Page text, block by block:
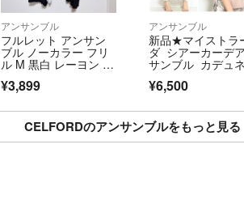
アンサンブル
フルレット アンサン
ブル ノーカラー フリ
ル M 黒白 レーヨン デ
¥3,899
アンサンブル
新品★マイストラ
ダ シアーカーデ
サンブル カデュ
¥6,500
CELFORDのアンサンブルをもっと見る